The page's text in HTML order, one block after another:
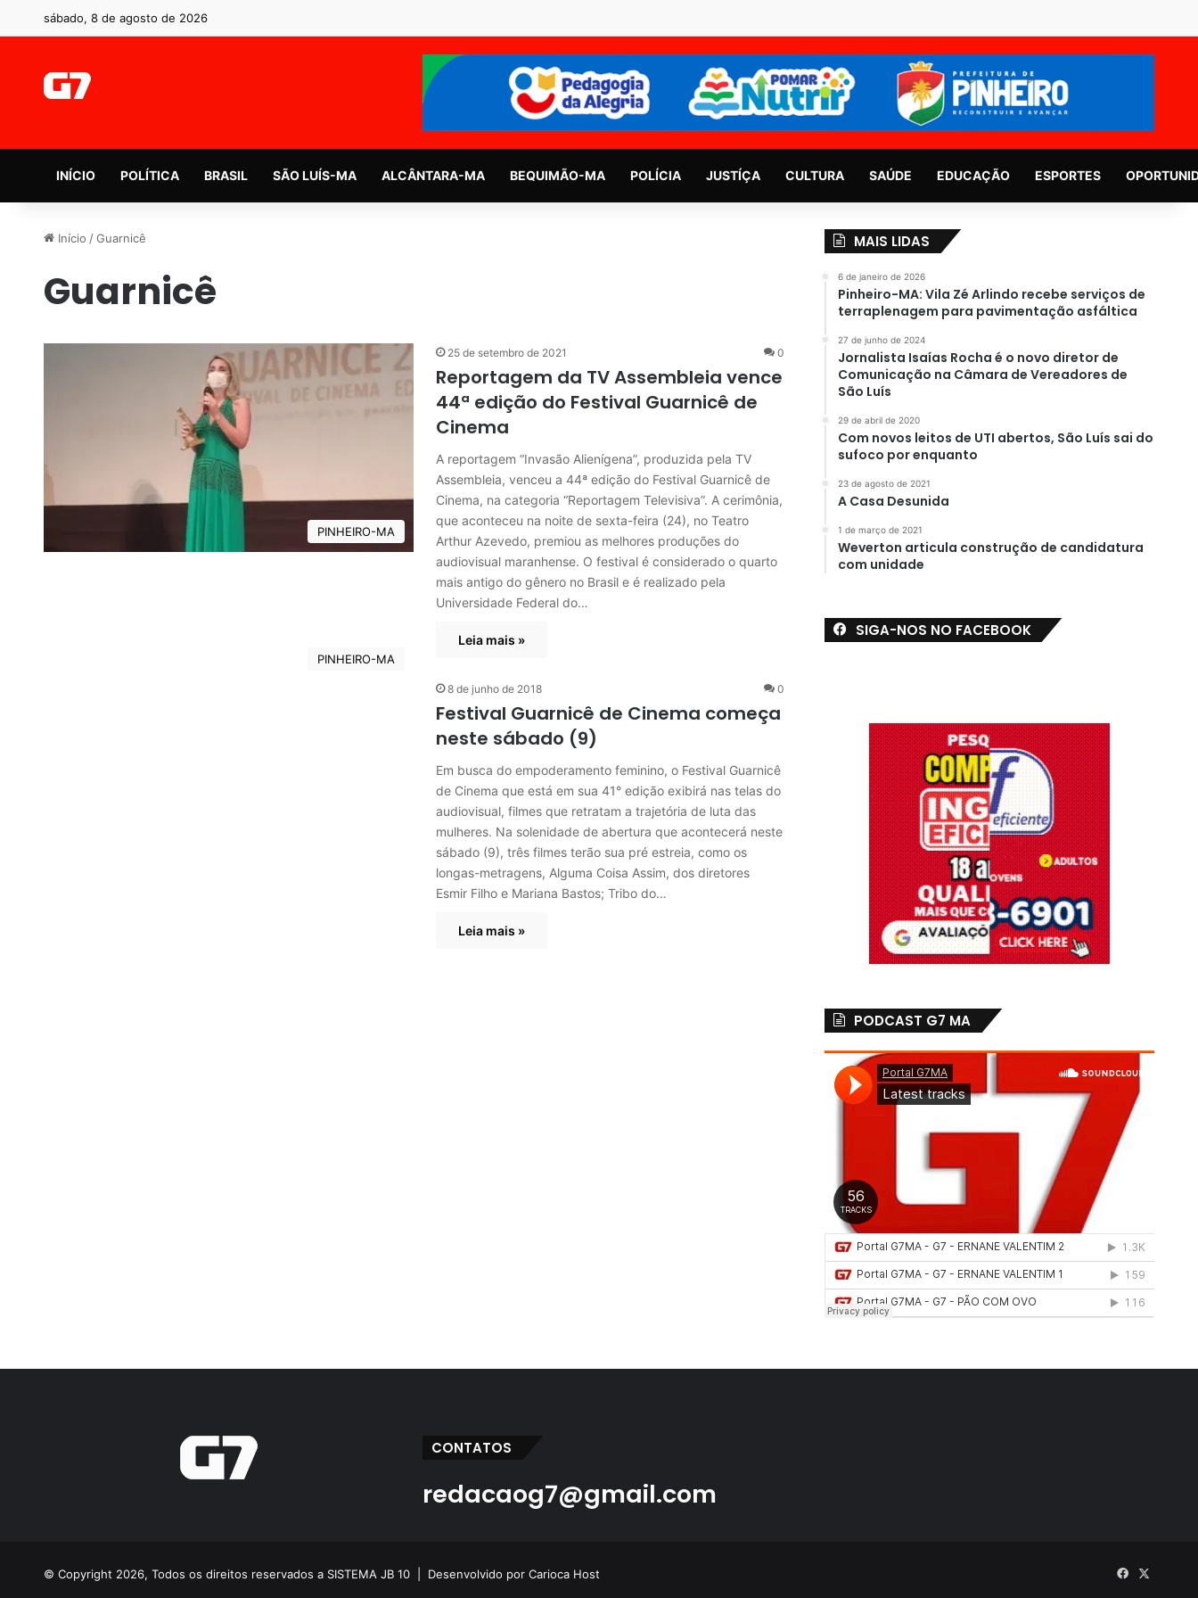
sábado, 8 de agosto de 2026
INÍCIO POLÍTICA BRASIL SÃO LUÍS-MA ALCÂNTARA-MA BEQUIMÃO-MA POLÍCIA JUSTÍÇA CULTURA SAÚDE EDUCAÇÃO ESPORTES
Início / Guarnicê
Guarnicê
PINHEIRO-MA
25 de setembro de 2021 0
Reportagem da TV Assembleia vence
44ª edição do Festival Guarnicê de
Cinema
A reportagem “Invasão Alienígena”, produzida pela TV
Assembleia, venceu a 44ª edição do Festival Guarnicê de
Cinema, na categoria “Reportagem Televisiva”. A cerimônia,
que aconteceu na noite de sexta-feira (24), no Teatro
Arthur Azevedo, premiou as melhores produções do
audiovisual maranhense. O festival é considerado o quarto
mais antigo do gênero no Brasil e é realizado pela
Universidade Federal do…
Leia mais »
PINHEIRO-MA
8 de junho de 2018 0
Festival Guarnicê de Cinema começa
neste sábado (9)
Em busca do empoderamento feminino, o Festival Guarnicê
de Cinema que está em sua 41° edição exibirá nas telas do
audiovisual, filmes que retratam a trajetória de luta das
mulheres. Na solenidade de abertura que acontecerá neste
sábado (9), três filmes terão sua pré estreia, como os
longas-metragens, Alguma Coisa Assim, dos diretores
Esmir Filho e Mariana Bastos; Tribo do…
Leia mais »
MAIS LIDAS
6 de janeiro de 2026
Pinheiro-MA: Vila Zé Arlindo recebe serviços de
terraplenagem para pavimentação asfáltica
27 de junho de 2024
Jornalista Isaías Rocha é o novo diretor de
Comunicação na Câmara de Vereadores de
São Luís
29 de abril de 2020
Com novos leitos de UTI abertos, São Luís sai do
sufoco por enquanto
23 de agosto de 2021
A Casa Desunida
1 de março de 2021
Weverton articula construção de candidatura
com unidade
SIGA-NOS NO FACEBOOK
PODCAST G7 MA
CONTATOS
redacaog7@gmail.com
© Copyright 2026, Todos os direitos reservados a SISTEMA JB 10 | Desenvolvido por Carioca Host Facebook